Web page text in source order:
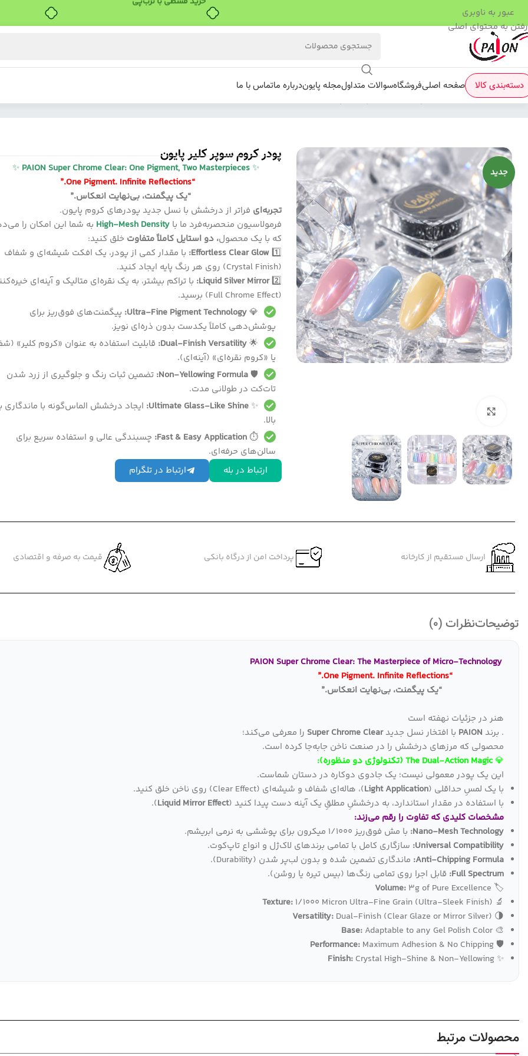
۴ قسط، بدون کارمزد
عبور به ناوبری
رفتن به محتوای اصلی
دسته‌بندی کالا صفحه اصلیفروشگاهسوالات متداولمجله پایوندرباره ماتماس با ما
فروشگاه /
جدید
پودر کروم سوپر کلیر پایون
✨
PAION Super Chrome Clear: One Pigment, Two Masterpieces
✨
“One Pigment. Infinite Reflections.”
“یک پیگمنت، بی‌نهایت انعکاس.”
تجربه‌ای فراتر از درخشش با نسل جدید پودرهای کروم پایون.
فرمولاسیون منحصربه‌فرد ما با High-Mesh Density به شما این امکان را
که با یک محصول، دو استایل کاملاً متفاوت خلق کنید:
1️⃣
Effortless Clear Glow: با مقدار کمی از پودر، یک افکت شیشه‌ای و شفاف
(Crystal Finish) روی هر رنگ پایه ایجاد کنید.
2️⃣
Liquid Silver Mirror: با تراکم بیشتر، به یک نقره‌ای متالیک و آینه‌ای
(Full Chrome Effect) برسید.
💎
Ultra-Fine Pigment Technology: پیگمنت‌های فوق‌ریز برای
پوشش‌دهی کاملاً یکدست بدون ذره‌ای نویز.
🌟
Dual-Finish Versatility: قابلیت استفاده به عنوان «کروم کلیر»
یا «کروم نقره‌ای» (آینه‌ای).
🛡️
Non-Yellowing Formula: تضمین ثبات رنگ و جلوگیری از زرد شدن
تات‌کت در طولانی مدت.
✨
Ultimate Glass-Like Shine: ایجاد درخشش الماس‌گونه با ماندگاری
بالا.
⏱️
Fast & Easy Application: چسبندگی عالی و استفاده سریع برای
سالن‌های حرفه‌ای.
ارتباط در بله
ارتباط در تلگرام
ارسال مستقیم از کارخانه پرداخت امن از درگاه بانکی قیمت به صرفه و اقتصادی
توضیحاتنظرات (0)
“One Pigment. Infinite Reflections.”
“یک پیگمنت، بی‌نهایت انعکاس.”
هنر در جزئیات نهفته است
. برند PAION با افتخار نسل جدیدSuper Chrome Clear را معرفی می‌کند؛
محصولی که مرزهای درخشش را در صنعت ناخن جابه‌جا کرده است.
💎The Dual-Action Magic (تکنولوژی دو منظوره):
این یک پودر معمولی نیست؛ یک جادوی دوکاره در دستان شماست.
با یک لمسِ حداقلی (Light Application)، هاله‌ای شفاف و شیشه‌ای (Clear Effect) روی ناخن خلق کنید.
با استفاده در مقدار استاندارد، به درخششِ مطلقِ یک آینه دست پیدا کنید (Liquid Mirror Effect
).
مشخصات کلیدی که تفاوت را رقم می‌زند:
Nano-Mesh Technology: با مش فوق‌ریز ۱/۱۰۰۰ میکرون برای پوششی به نرمی ابریشم.
Universal Compatibility: سازگاری کامل با تمامی برندهای لاک‌ژل و انواع تاپ‌کوت.
Anti-Chipping Formula: ماندگاری تضمین شده و بدون لب‌پر شدن (Durability).
Full Spectrum: قابل اجرا روی تمامی رنگ‌ها (بیس تیره یا روشن).
🏷
Volume: 3g of Pure Excellence
🔬
Texture: 1/1000 Micron Ultra-Fine Grain (Ultra-Sleek Finish)
🌗
Versatility: Dual-Finish (Clear Glaze or Mirror Silver)
🎨
Base: Adaptable to any Gel Polish Color
🛡
Performance: Maximum Adhesion & No Chipping
✨
Finish: Crystal High-Shine & Non-Yellowing
محصولات مرتبط